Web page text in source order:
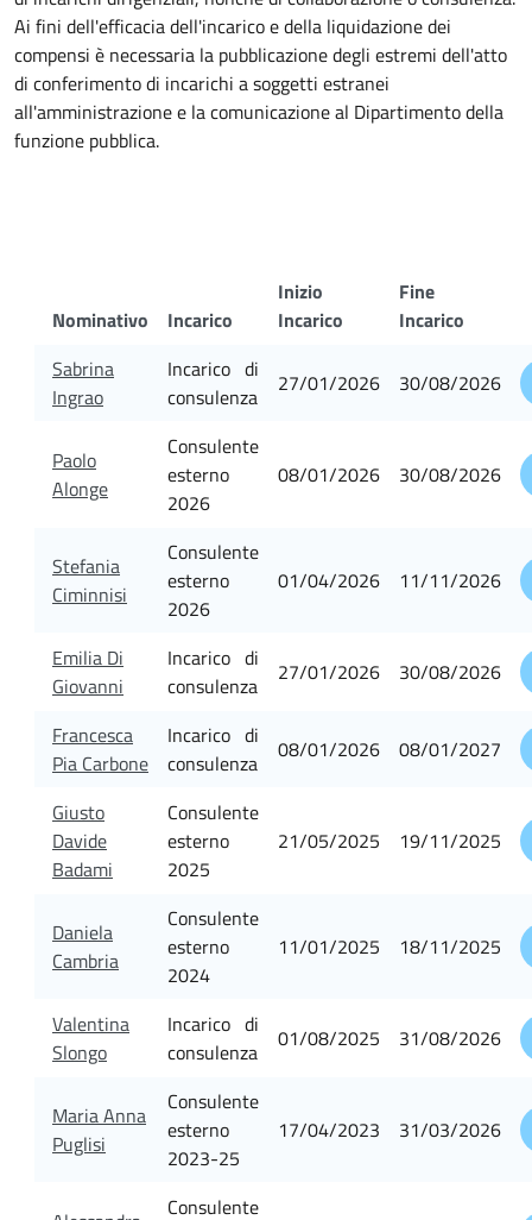
Ai fini dell'efficacia dell'incarico e della liquidazione dei
compensi è necessaria la pubblicazione degli estremi dell'atto
di conferimento di incarichi a soggetti estranei
all'amministrazione e la comunicazione al Dipartimento della
funzione pubblica.
Nominativo Incarico
Inizio
Incarico
Fine
Incarico
Sabrina
Ingrao
Incarico di
consulenza
27/01/2026 30/08/2026
Paolo
Alonge
Consulente
esterno
2026
08/01/2026 30/08/2026
Stefania
Ciminnisi
Consulente
esterno
2026
01/04/2026 11/11/2026
Emilia Di
Giovanni
Incarico di
consulenza
27/01/2026 30/08/2026
Francesca
Pia Carbone
Incarico di
consulenza
08/01/2026 08/01/2027
Giusto
Davide
Badami
Consulente
esterno
2025
21/05/2025 19/11/2025
Daniela
Cambria
Consulente
esterno
2024
11/01/2025 18/11/2025
Valentina
Slongo
Incarico di
consulenza
01/08/2025 31/08/2026
Maria Anna
Puglisi
Consulente
esterno
2023-25
17/04/2023 31/03/2026
Consulente